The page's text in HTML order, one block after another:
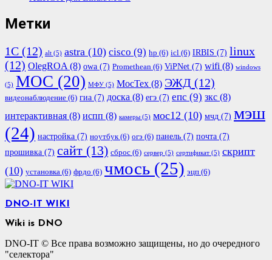
Метки
1С (12) alt (5) astra (10) cisco (9) hp (6) icl (6) IRBIS (7) linux
(12) OlegROA (8) owa (7) Promethean (6) ViPNet (7) wifi (8) windows
(5) МОС (20) МФУ (5) МосТех (8) ЭЖД (12)
видеонаблюдение (6) гиа (7) доска (8) егэ (7) епс (9) зкс (8)
интерактивная (8) испп (8) камеры (5) мос12 (10) мчд (7) мэш
(24) настройка (7) ноутбук(6) огэ (6) панель (7) почта (7)
прошивка (7) сайт (13) сброс (6) сервер (5) сертификат (5) скрипт
(10) установка (6) фрдо (6) чмось (25) эцп (6)
DNO-IT WIKI
Wiki is DNO
DNO-IT © Все права возможно защищены, но до очередного
"селектора"